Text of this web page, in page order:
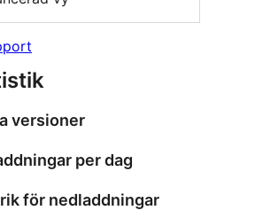
versioner
per dag
för nedladdningar